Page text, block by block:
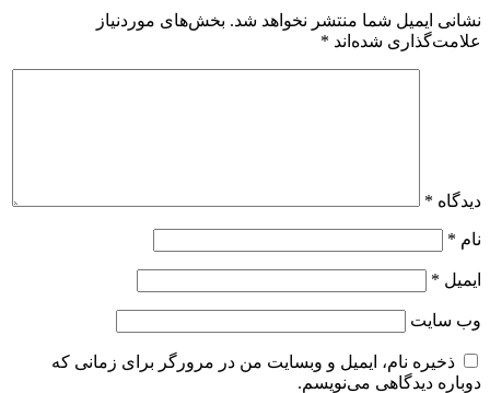
نشانی ایمیل شما منتشر نخواهد شد. بخش‌های موردنیاز
علامت‌گذاری شده‌اند *
دیدگاه *
نام *
ایمیل *
وب‌ سایت
ذخیره نام، ایمیل و وبسایت من در مرورگر برای زمانی که
دوباره دیدگاهی می‌نویسم.